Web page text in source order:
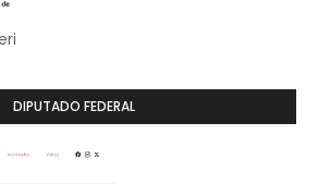
DIPUTADO FEDERAL